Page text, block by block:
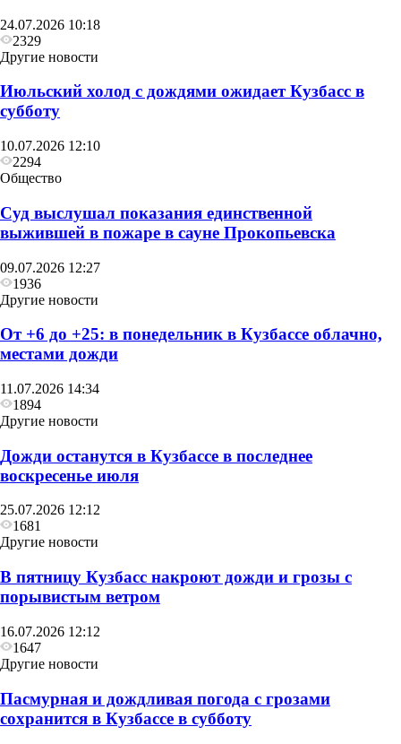
Общество
Глава Прокопьевска рассказал, как
преображается Сквер «Школьный»
24.07.2026 10:18
2329
Другие новости
Июльский холод с дождями ожидает Кузбасс в
субботу
10.07.2026 12:10
2294
Общество
Суд выслушал показания единственной
выжившей в пожаре в сауне Прокопьевска
09.07.2026 12:27
1936
Другие новости
От +6 до +25: в понедельник в Кузбассе облачно,
местами дожди
11.07.2026 14:34
1894
Другие новости
Дожди останутся в Кузбассе в последнее
воскресенье июля
25.07.2026 12:12
1681
Другие новости
В пятницу Кузбасс накроют дожди и грозы с
порывистым ветром
16.07.2026 12:12
1647
Другие новости
Пасмурная и дождливая погода с грозами
сохранится в Кузбассе в субботу